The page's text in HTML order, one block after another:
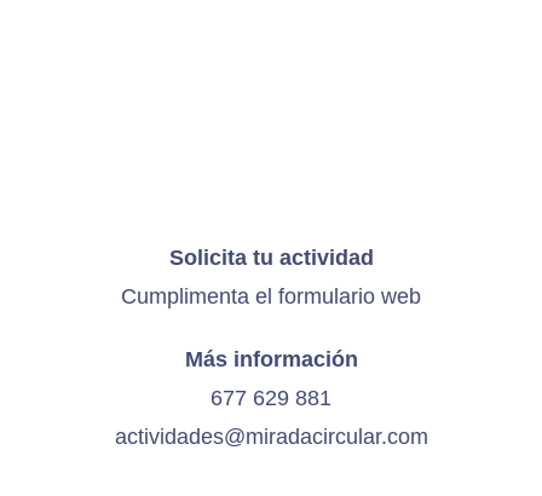
Solicita tu actividad
Cumplimenta el formulario web
Más información
677 629 881
actividades@miradacircular.com